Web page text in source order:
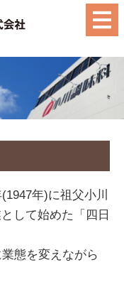
年)に祖父小川
して始めた「四日
態を変えながら